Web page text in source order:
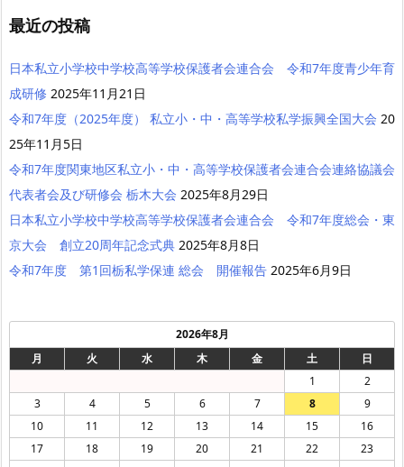
最近の投稿
日本私立小学校中学校高等学校保護者会連合会 令和7年度青少年育
成研修 2025年11月21日
令和7年度（2025年度） 私立小・中・高等学校私学振興全国大会 20
25年11月5日
令和7年度関東地区私立小・中・高等学校保護者会連合会連絡協議会
代表者会及び研修会 栃木大会 2025年8月29日
日本私立小学校中学校高等学校保護者会連合会 令和7年度総会・東
京大会 創立20周年記念式典 2025年8月8日
令和7年度 第1回栃私学保連 総会 開催報告 2025年6月9日
2026年8月
月
火 水 木 金 土
日
1
2
3
4 5 6 7 8
9
10
11 12 13 14 15
16
17
18 19 20 21 22
23